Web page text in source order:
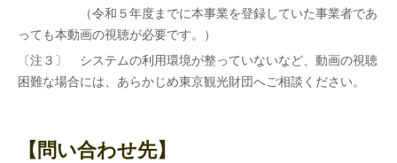
（令和５年度までに本事業を登録していた事業者であ
っても本動画の視聴が必要です。
）
〔注３〕 システムの利用環境が整っていないなど、動画の視聴
困難な場合には、あらかじめ東京観光財団へご相談ください。
【問い合わせ先】